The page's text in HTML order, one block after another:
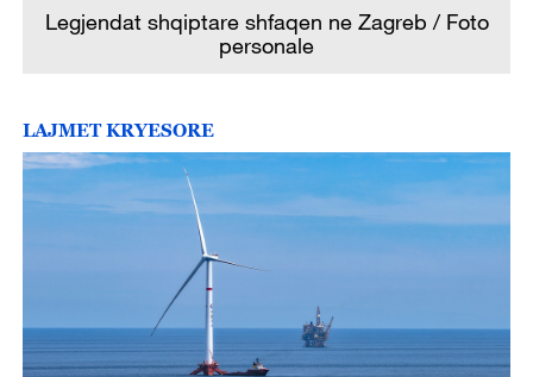
Legjendat shqiptare shfaqen ne Zagreb / Foto
personale
LAJMET KRYESORE